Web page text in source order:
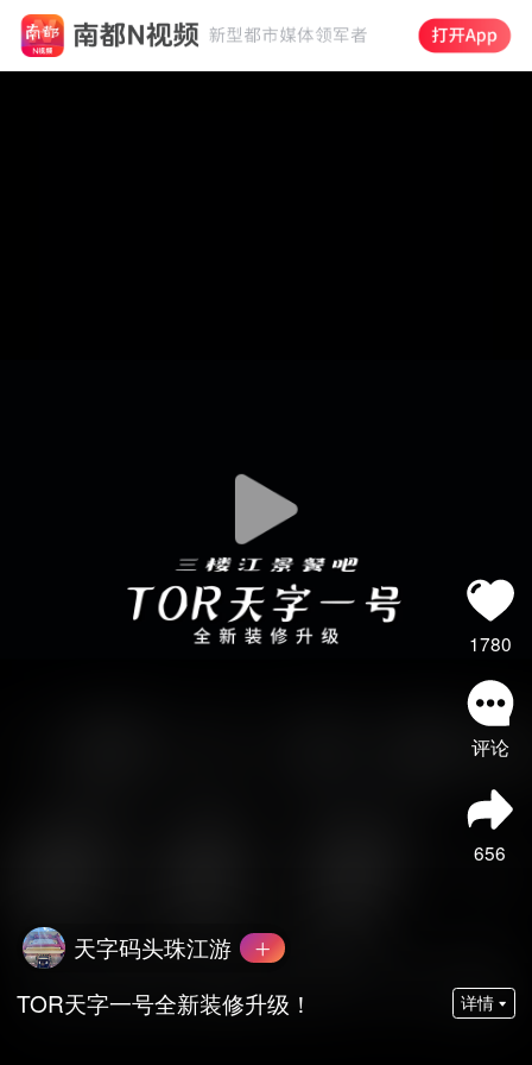
1780
评论
656
天字码头珠江游
TOR天字一号全新装修升级！
详情